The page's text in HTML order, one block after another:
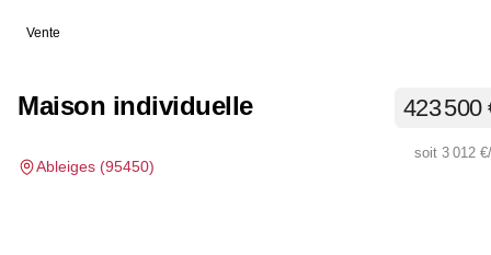
Vente
Maison individuelle
Ableiges (95450)
423 500
soit 3 012 €